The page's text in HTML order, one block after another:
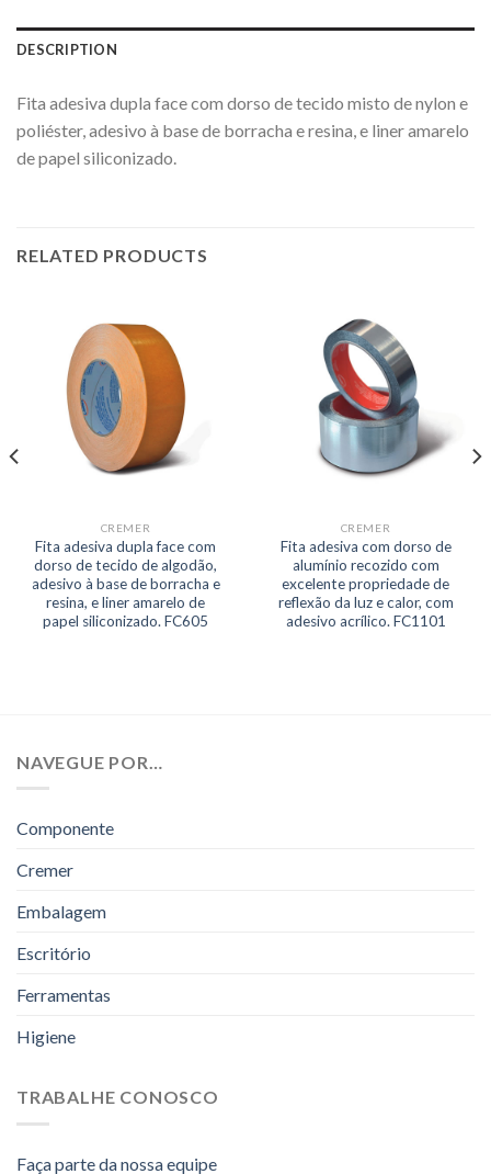
DESCRIPTION
Fita adesiva dupla face com dorso de tecido misto de nylon e
poliéster, adesivo à base de borracha e resina, e liner amarelo
de papel siliconizado.
RELATED PRODUCTS
CREMER
Fita adesiva dupla face com
dorso de tecido de algodão,
adesivo à base de borracha e
resina, e liner amarelo de
papel siliconizado. FC605
CREMER
Fita adesiva com dorso de
alumínio recozido com
excelente propriedade de
reflexão da luz e calor, com
adesivo acrílico. FC1101
NAVEGUE POR…
Componente
Cremer
Embalagem
Escritório
Ferramentas
Higiene
TRABALHE CONOSCO
Faça parte da nossa equipe